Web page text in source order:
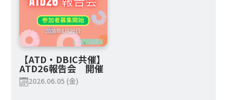
【ATD・DBIC共催】
ATD26報告会 開催
2026.06.05 (金)